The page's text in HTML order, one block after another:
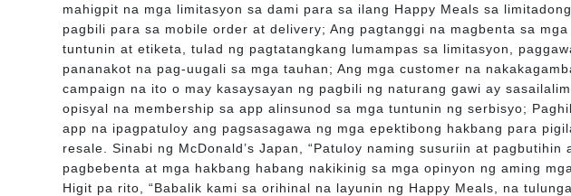
mahigpit na mga limitasyon sa dami para sa ilang Happy Meals sa
pagbili para sa mobile order at delivery; Ang pagtanggi na magbenta sa
tuntunin at etiketa, tulad ng pagtatangkang lumampas sa limitasyon,
pananakot na pag-uugali sa mga tauhan; Ang mga customer na
campaign na ito o may kasaysayan ng pagbili ng naturang gawi ay
opisyal na membership sa app alinsunod sa mga tuntunin ng serbisyo;
app na ipagpatuloy ang pagsasagawa ng mga epektibong hakbang para
resale. Sinabi ng McDonald’s Japan, “Patuloy naming susuriin at pagbutihin
pagbebenta at mga hakbang habang nakikinig sa mga opinyon ng aming
Higit pa rito, “Babalik kami sa orihinal na layunin ng Happy Meals, na